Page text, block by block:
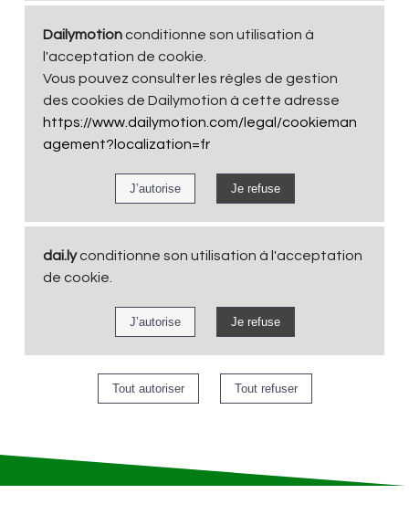
Dailymotionconditionne son utilisation à
l'acceptation de cookie.
Vous pouvez consulter les règles de gestion
des cookies de Dailymotion à cette adresse
https://www.dailymotion.com/legal/cookieman
agement?localization=fr
dai.lyconditionne son utilisation à l'acceptation
de cookie.